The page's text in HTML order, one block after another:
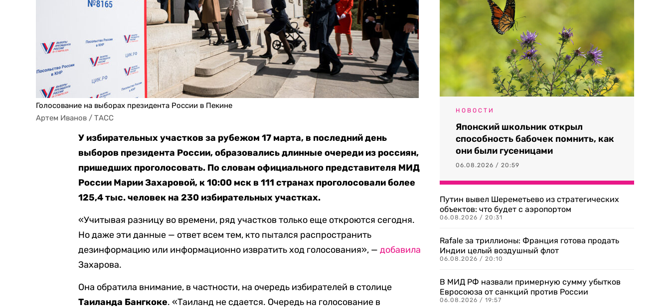
Голосование на выборах президента России в Пекине
Артем Иванов / ТАСС
У избирательных участков за рубежом 17 марта, в последний день
выборов президента России, образовались длинные очереди из россиян,
пришедших проголосовать. По словам официального представителя МИД
России Марии Захаровой, к 10:00 мск в 111 странах проголосовали более
125,4 тыс. человек на 230 избирательных участках.
«Учитывая разницу во времени, ряд участков только еще откроются сегодня.
Но даже эти данные — ответ всем тем, кто пытался распространить
дезинформацию или информационно извратить ход голосования», —добавила
Захарова.
Она обратила внимание, в частности, на очередь избирателей в столице
Таиланда Бангкоке. «Таиланд не сдается. Очередь на голосование в
НОВОСТИ
Японский школьник открыл
способность бабочек помнить, как
они были гусеницами
06.08.2026 / 20:59
Путин вывел Шереметьево из стратегических
объектов: что будет с аэропортом
06.08.2026 / 20:31
Rafale за триллионы: Франция готова продать
Индии целый воздушный флот
06.08.2026 / 20:10
В МИД РФ назвали примерную сумму убытков
Евросоюза от санкций против России
06.08.2026 / 19:57